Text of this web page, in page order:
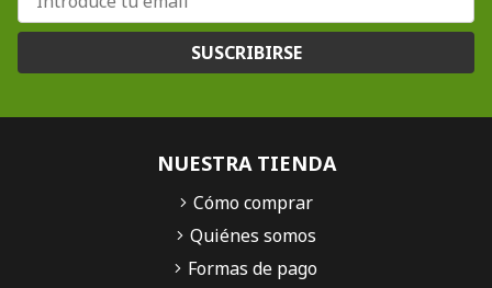
SUSCRIBIRSE
NUESTRA TIENDA
Cómo comprar
Quiénes somos
Formas de pago